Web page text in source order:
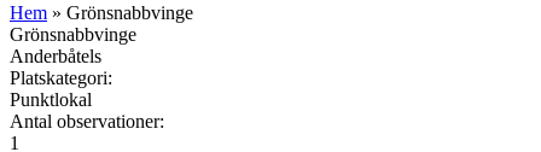
Hem » Grönsnabbvinge
Grönsnabbvinge
Anderbåtels
Platskategori:
Punktlokal
Antal observationer:
1